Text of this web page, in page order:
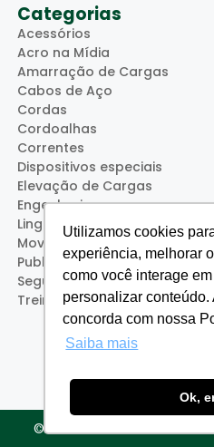
Utilizamos cookies
experiência, melhorar
como você interage
personalizar
concorda com nossa
Saiba mais
Ok,
Categorias
Acessórios
Acro na Mídia
Amarração de Cargas
Cabos de Aço
Cordas
Cordoalhas
Correntes
Dispositivos especiais
Elevação de Cargas
Engenharia
Lingas
Movimentação de Cargas
Publicações
Segurança
Treinamentos (Acro Service)
© 2026 Acro Cabos -